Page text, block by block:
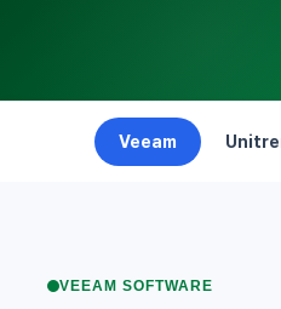
Veeam
VEEAM SOFTWARE